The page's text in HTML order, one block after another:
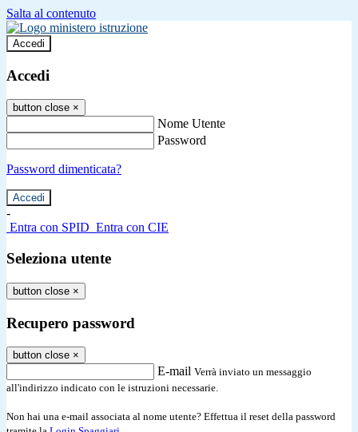
Salta al contenuto
Accedi
Accedi
button close ×
Nome Utente
Password
Password dimenticata?
-
Entra con SPID Entra con CIE
Seleziona utente
button close ×
Recupero password
button close ×
E-mail Verrà inviato un messaggio
all'indirizzo indicato con le istruzioni necessarie.
Non hai una e-mail associata al nome utente? Effettua il reset della password